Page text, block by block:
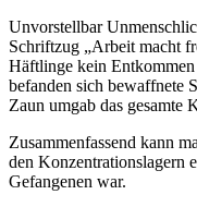
Unvorstellbar
Schriftzug „Arbeit macht
Häftlinge kein
befanden sich bewaffnete
Zaun umgab das gesamte
Zusammenfassend kann
den Konzentrationslagern
Gefangenen war.